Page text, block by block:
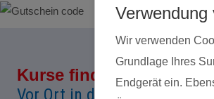
Kurse finden
Vor Ort in deiner Nähe!
Verwendung
Wir verwenden
Grundlage Ihres
Endgerät ein.